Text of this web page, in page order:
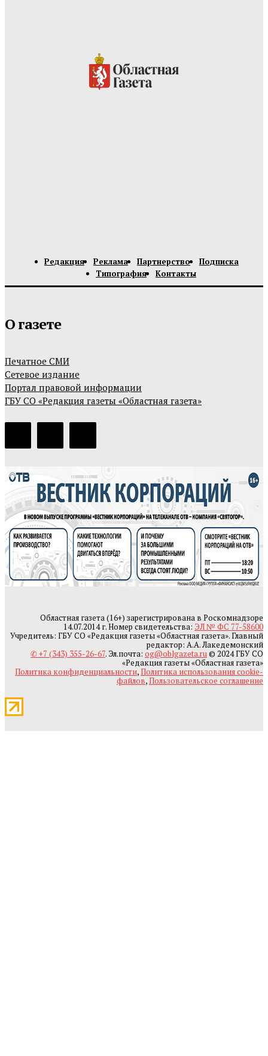
Редакция Реклама Партнерство
Подписка
Типография
Контакты
О газете
Печатное СМИ
Сетевое издание
Портал правовой информации
ГБУ СО «Редакция газеты «Областная газета»
Областная газета (16+) зарегистрирована в Роскомнадзоре
14.07.2014 г. Номер свидетельства: ЭЛ № ФС 77-58600
Учредитель: ГБУ СО «Редакция газеты «Областная газета». Главный
редактор: А.А. Лакедемонский
✆ +7 (343) 355-26-67. Эл.почта: og@oblgazeta.ru© 2024 ГБУ СО
«Редакция газеты «Областная газета»
Политика конфиденциальности,Политика использования cookie-
файлов,Пользовательское соглашение